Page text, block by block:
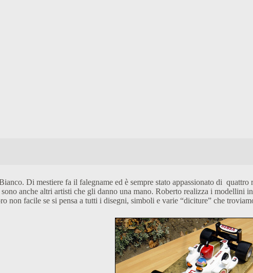
Di mestiere fa il falegname ed è sempre stato appassionato di quattro
anche altri artisti che gli danno una mano. Roberto realizza i modellini
non facile se si pensa a tutti i disegni, simboli e varie “diciture” che